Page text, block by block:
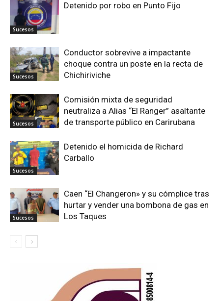
Sucesos
Detenido por robo en Punto Fijo
Sucesos
Conductor sobrevive a impactante
choque contra un poste en la recta de
Chichiriviche
Sucesos
Comisión mixta de seguridad
neutraliza a Alias “El Ranger” asaltante
de transporte público en Carirubana
Sucesos
Detenido el homicida de Richard
Carballo
Sucesos
Caen “El Changeron» y su cómplice tras
hurtar y vender una bombona de gas en
Los Taques